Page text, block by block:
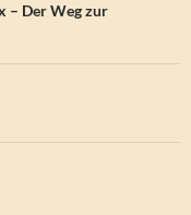
– Der Weg zur